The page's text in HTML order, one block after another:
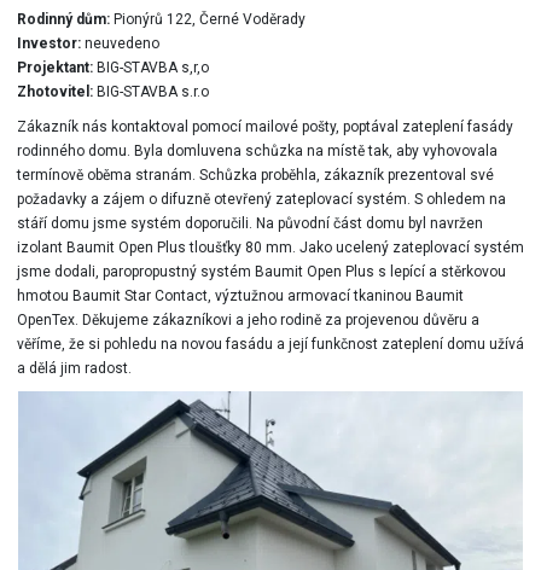
Rodinný dům:Pionýrů 122, Černé Voděrady
Investor:neuvedeno
Projektant:BIG-STAVBA s,r,o
Zhotovitel:BIG-STAVBA s.r.o
Zákazník nás kontaktoval pomocí mailové pošty, poptával zateplení fasády
rodinného domu. Byla domluvena schůzka na místě tak, aby vyhovovala
termínově oběma stranám. Schůzka proběhla, zákazník prezentoval své
požadavky a zájem o difuzně otevřený zateplovací systém. S ohledem na
stáří domu jsme systém doporučili. Na původní část domu byl navržen
izolant Baumit Open Plus tloušťky 80 mm. Jako ucelený zateplovací systém
jsme dodali, paropropustný systém Baumit Open Plus s lepící a stěrkovou
hmotou Baumit Star Contact, výztužnou armovací tkaninou Baumit
OpenTex. Děkujeme zákazníkovi a jeho rodině za projevenou důvěru a
věříme, že si pohledu na novou fasádu a její funkčnost zateplení domu užívá
a dělá jim radost.